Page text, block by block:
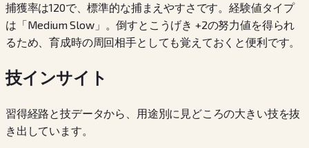
捕獲率は120で、標準的な捕まえやすさです。経験値タイプ
は「Medium Slow」。倒すとこうげき +2の努力値を得られ
るため、育成時の周回相手としても覚えておくと便利です。
技インサイト
習得経路と技データから、用途別に見どころの大きい技を抜
き出しています。